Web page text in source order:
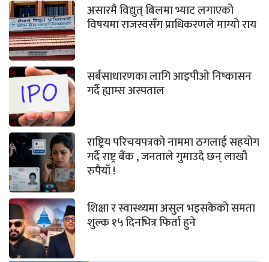
असारमै विद्युत् बिलमा भ्याट लगाएको
विषयमा राजस्वसँग प्राधिकरणले माग्यो राय
सर्बसाधारणका लागि आइपीओ निष्कासन
गर्दै ह्याम्स अस्पताल
राष्ट्रिय परिचयपत्रको नाममा ठगलाई सहयोग
गर्दै राष्ट्र बैंक , जनताले गुमाउदै छन् लाखौ
रुपैयाँ !
शिक्षा र स्वास्थ्यमा असुल भइसकेको समता
शुल्क १५ दिनभित्र फिर्ता हुने